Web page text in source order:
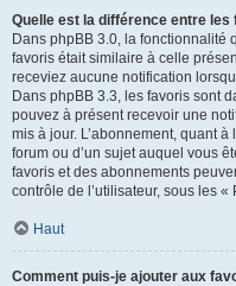
Quelle est la différence entre
Dans phpBB 3.0, la fonctionnalité
favoris était similaire à celle
receviez aucune notification
Dans phpBB 3.3, les favoris sont
pouvez à présent recevoir une
mis à jour. L’abonnement, quant
forum ou d’un sujet auquel vous
favoris et des abonnements
contrôle de l’utilisateur, sous les
Haut
Comment puis-je ajouter aux